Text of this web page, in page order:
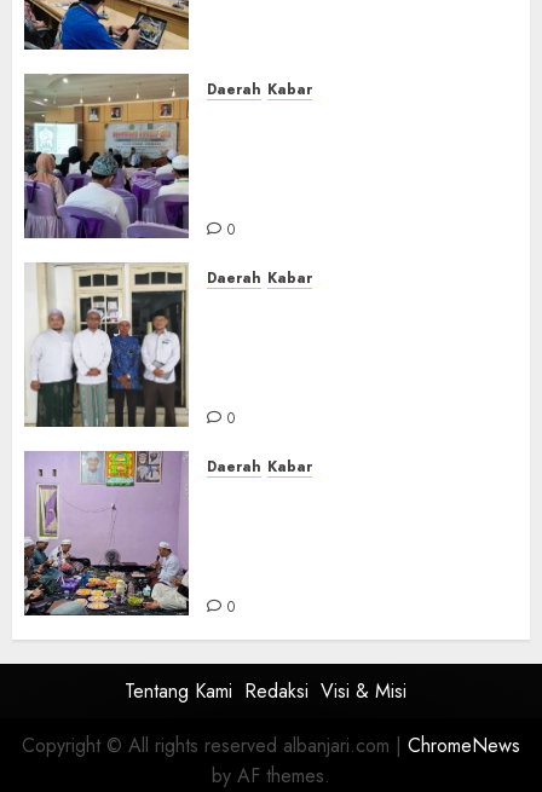
Daerah Kabar
0
Daerah Kabar
0
Daerah Kabar
0
Tentang Kami Redaksi Visi & Misi
Copyright © All rights reserved albanjari.com | ChromeNews
by AF themes.